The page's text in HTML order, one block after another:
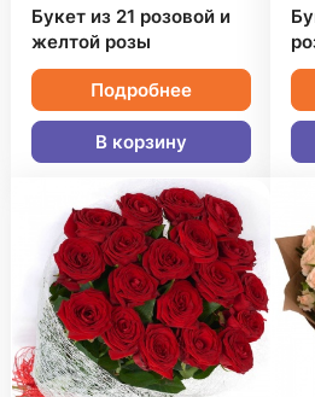
Букет из 21 розовой и
желтой розы
Подробнее
В корзину